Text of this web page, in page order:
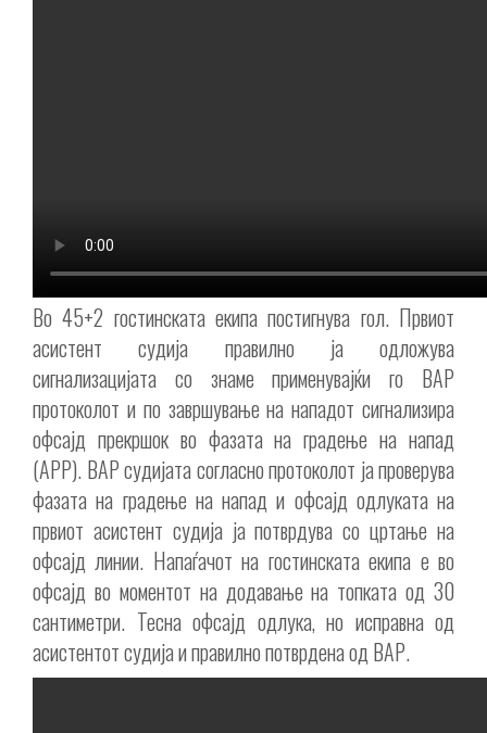
Во 45+2 гостинската екипа постигнува гол. Првиот
асистент судија правилно ја одложува
сигнализацијата со знаме применувајќи го ВАР
протоколот и по завршување на нападот сигнализира
офсајд прекршок во фазата на градење на напад
(APP). ВАР судијата согласно протоколот ја проверува
фазата на градење на напад и офсајд одлуката на
првиот асистент судија ја потврдува со цртање на
офсајд линии. Напаѓачот на гостинската екипа е во
офсајд во моментот на додавање на топката од 30
сантиметри. Тесна офсајд одлука, но исправна од
асистентот судија и правилно потврдена од ВАР.